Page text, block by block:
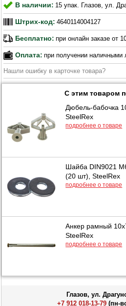
В наличии: 15 упак. Глазов, ул.
Штрих-код: 4640114004127
Бесплатно: при онлайн заказе от
Оплата: при получении наличными
Нашли ошибку в карточке товара?
С этим товаром
Дюбель-бабочка
SteelRex
подробнее о товаре
Шайба DIN9021
(20 шт), SteelRex
подробнее о товаре
Анкер рамный
SteelRex
подробнее о товаре
Глазов, ул.
+7 912 018-13-79 (пн-